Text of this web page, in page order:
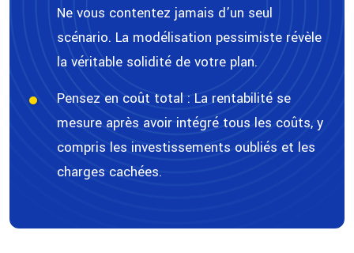
Ne vous contentez jamais d’un seul
scénario. La modélisation pessimiste révèle
la véritable solidité de votre plan.
Pensez en coût total : La rentabilité se
mesure après avoir intégré tous les coûts, y
compris les investissements oubliés et les
charges cachées.